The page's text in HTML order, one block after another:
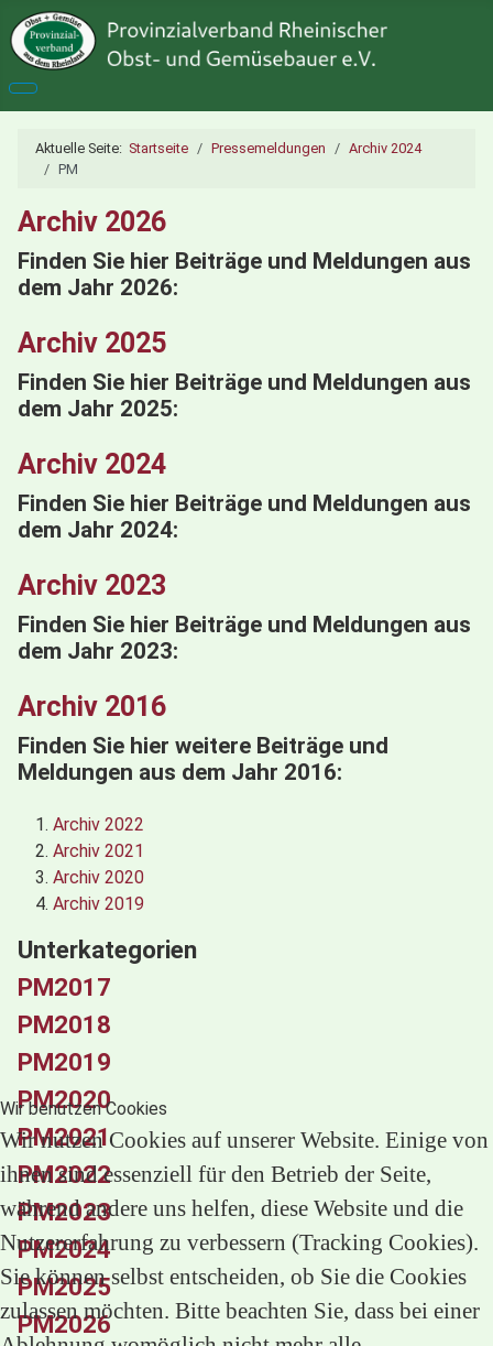
Aktuelle Seite: Startseite Pressemeldungen
Archiv 2024
PM
Archiv 2026
Finden Sie hier Beiträge und Meldungen aus
dem Jahr 2026:
Archiv 2025
Finden Sie hier Beiträge und Meldungen aus
dem Jahr 2025:
Archiv 2024
Finden Sie hier Beiträge und Meldungen aus
dem Jahr 2024:
Archiv 2023
Finden Sie hier Beiträge und Meldungen aus
dem Jahr 2023:
Archiv 2016
Finden Sie hier weitere Beiträge und
Meldungen aus dem Jahr 2016:
Archiv 2022
Archiv 2021
Archiv 2020
Archiv 2019
Unterkategorien
PM2017
PM2018
PM2019
PM2020
PM2021
PM2022
PM2023
PM2024
PM2025
PM2026
Wir benutzen Cookies
Wir nutzen Cookies auf unserer Website. Einige von
ihnen sind essenziell für den Betrieb der Seite,
während andere uns helfen, diese Website und die
Nutzererfahrung zu verbessern (Tracking Cookies).
Sie können selbst entscheiden, ob Sie die Cookies
zulassen möchten. Bitte beachten Sie, dass bei einer